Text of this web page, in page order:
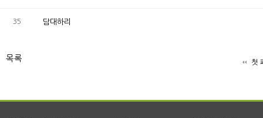
35 담대하리
목록 첫